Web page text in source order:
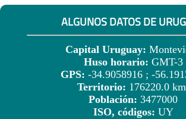
ALGUNOS DATOS DE
Capital Uruguay:
Huso horario: GMT-3
GPS: -34.9058916 ; -
Territorio: 176220.0
Población: 3477000
ISO, códigos: UY